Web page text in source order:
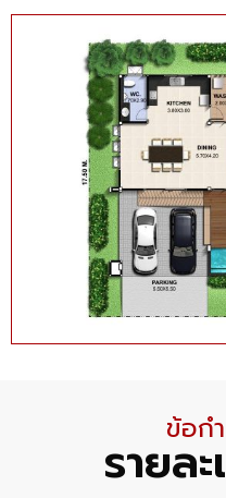
ข้อก
รายล